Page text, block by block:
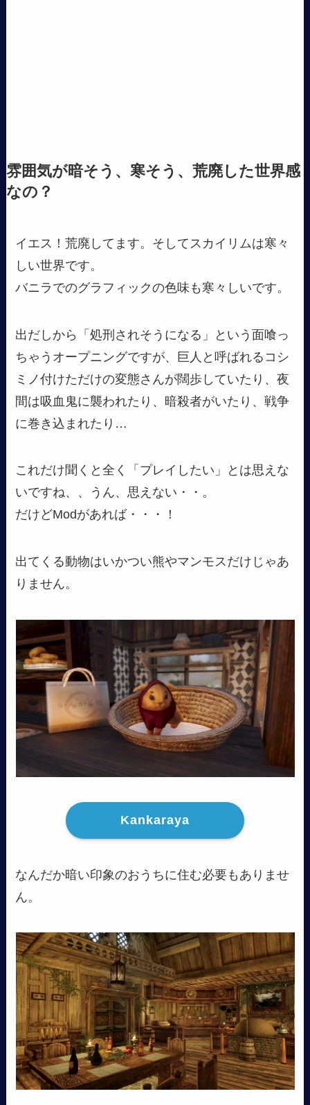
雰囲気が暗そう、寒そう、荒廃した世界感
なの？
イエス！荒廃してます。そしてスカイリムは寒々
しい世界です。
バニラでのグラフィックの色味も寒々しいです。
出だしから「処刑されそうになる」という面喰っ
ちゃうオープニングですが、巨人と呼ばれるコシ
ミノ付けただけの変態さんが闊歩していたり、夜
間は吸血鬼に襲われたり、暗殺者がいたり、戦争
に巻き込まれたり…
これだけ聞くと全く「プレイしたい」とは思えな
いですね、、うん、思えない・・。
だけどModがあれば・・・！
出てくる動物はいかつい熊やマンモスだけじゃあ
りません。
Kankaraya
なんだか暗い印象のおうちに住む必要もありませ
ん。